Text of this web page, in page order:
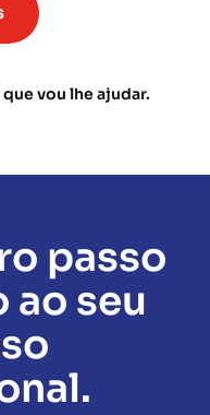
vou lhe ajudar.
passo
ao seu